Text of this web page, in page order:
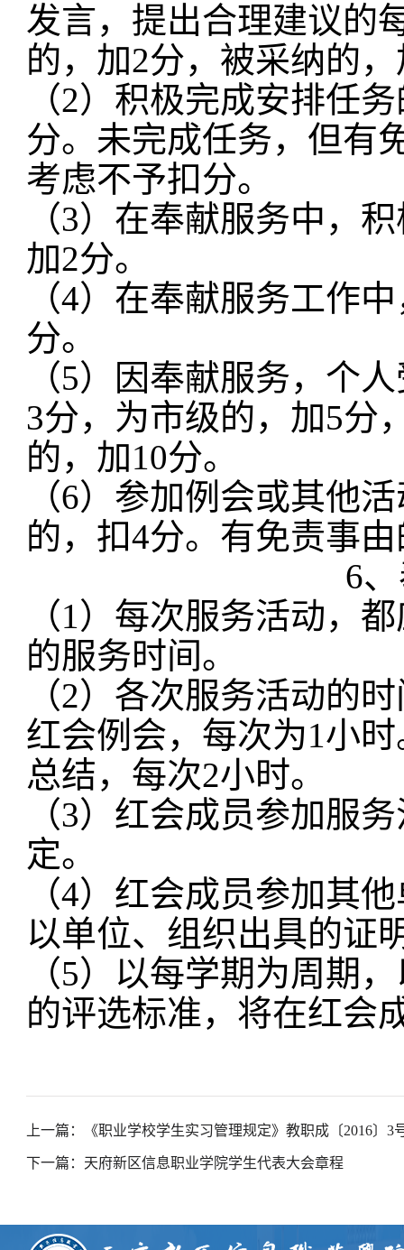
发言，提出合理建议的
的，加2分，被采纳的
（2）积极完成安排任
分。未完成任务，但有
考虑不予扣分。
（3）在奉献服务中，
加2分。
（4）在奉献服务工作
分。
（5）因奉献服务，个
3分，为市级的，加5分
的，加10分。
（6）参加例会或其他
的，扣4分。有免责事
6
（1）每次服务活动，
的服务时间。
（2）各次服务活动的
红会例会，每次为1小
总结，每次2小时。
（3）红会成员参加服
定。
（4）红会成员参加其
以单位、组织出具的证
（5）以每学期为周期
的评选标准，将在红会
上一篇：《职业学校学生实习管理规定》教职成〔2016〕3
下一篇：天府新区信息职业学院学生代表大会章程